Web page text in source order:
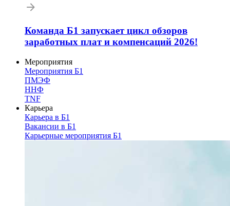
Команда Б1 запускает цикл обзоров
заработных плат и компенсаций 2026!
Мероприятия
Мероприятия Б1
ПМЭФ
ННФ
TNF
Карьера
Карьера в Б1
Вакансии в Б1
Карьерные мероприятия Б1